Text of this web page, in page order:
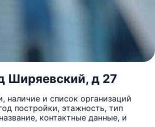
Ширяевский, д 27
и список организаций
постройки, этажность, тип
контактные данные, и